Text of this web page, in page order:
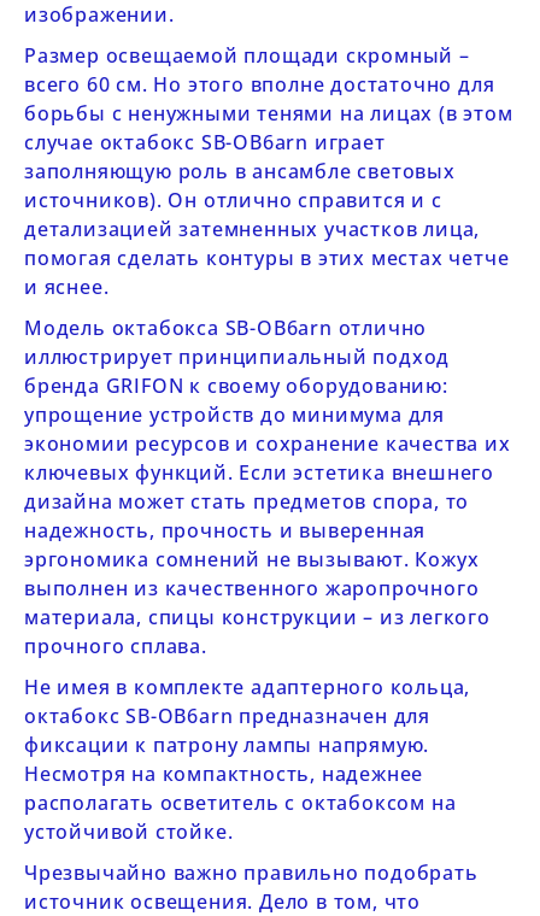
изображении.
Размер освещаемой площади скромный –
всего 60 см. Но этого вполне достаточно для
борьбы с ненужными тенями на лицах (в этом
случае октабокс SB-OB6arn играет
заполняющую роль в ансамбле световых
источников). Он отлично справится и с
детализацией затемненных участков лица,
помогая сделать контуры в этих местах четче
и яснее.
Модель октабокса SB-OB6arn отлично
иллюстрирует принципиальный подход
бренда GRIFON к своему оборудованию:
упрощение устройств до минимума для
экономии ресурсов и сохранение качества их
ключевых функций. Если эстетика внешнего
дизайна может стать предметов спора, то
надежность, прочность и выверенная
эргономика сомнений не вызывают. Кожух
выполнен из качественного жаропрочного
материала, спицы конструкции – из легкого
прочного сплава.
Не имея в комплекте адаптерного кольца,
октабоксSB-OB6arn предназначен для
фиксации к патрону лампы напрямую.
Несмотря на компактность, надежнее
располагать осветитель с октабоксом на
устойчивой стойке.
Чрезвычайно важно правильно подобрать
источник освещения. Дело в том, что